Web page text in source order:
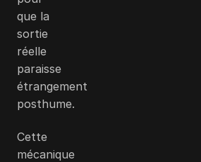
que la
sortie
réelle
paraisse
étrangement
posthume.
Cette
mécanique